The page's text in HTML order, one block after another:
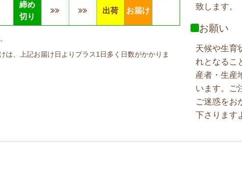
締め
切り
出荷 お届け
は、上記お届け日よりプラス1日多く日数がかかりま
致します。
お願い
天候や生育
れとなるこ
産者・生産
います。ご
ご迷惑をお
下さります